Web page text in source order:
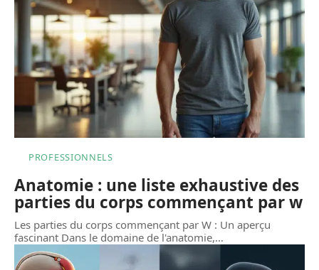
PROFESSIONNELS
Anatomie : une liste exhaustive des
parties du corps commençant par w
Les parties du corps commençant par W : Un aperçu
fascinant Dans le domaine de l'anatomie,…